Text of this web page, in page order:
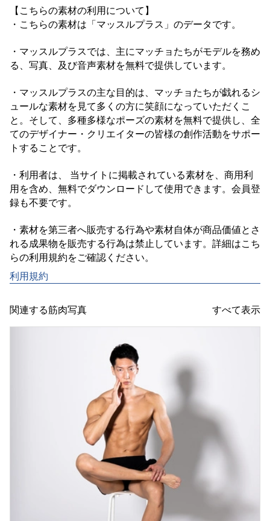
【こちらの素材の利用について】
・こちらの素材は「マッスルプラス」のデータです。
・マッスルプラスでは、主にマッチョたちがモデルを務め
る、写真、及び音声素材を無料で提供しています。
・マッスルプラスの主な目的は、マッチョたちが戯れるシ
ュールな素材を見て多くの方に笑顔になっていただくこ
と。そして、多種多様なポーズの素材を無料で提供し、全
てのデザイナー・クリエイターの皆様の創作活動をサポー
トすることです。
・利用者は、 当サイトに掲載されている素材を、商用利
用を含め、無料でダウンロードして使用できます。会員登
録も不要です。
・素材を第三者へ販売する行為や素材自体が商品価値とさ
れる成果物を販売する行為は禁止しています。詳細はこち
利用規約
関連する筋肉写真 すべて表示